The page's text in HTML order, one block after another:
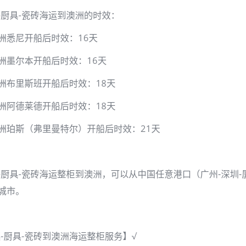
具-瓷砖海运到澳洲的时效：
悉尼开船后时效：16天
墨尔本开船后时效：16天
布里斯班开船后时效：18天
阿德莱德开船后时效：18天
珀斯（弗里曼特尔）开船后时效：21天
具-瓷砖海运整柜到澳洲，可以从中国任意港口（广州-深
市。
-厨具-瓷砖到澳洲海运整柜服务】√